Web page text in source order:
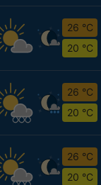
26 °C
20 °C
26 °C
20 °C
26 °C
20 °C